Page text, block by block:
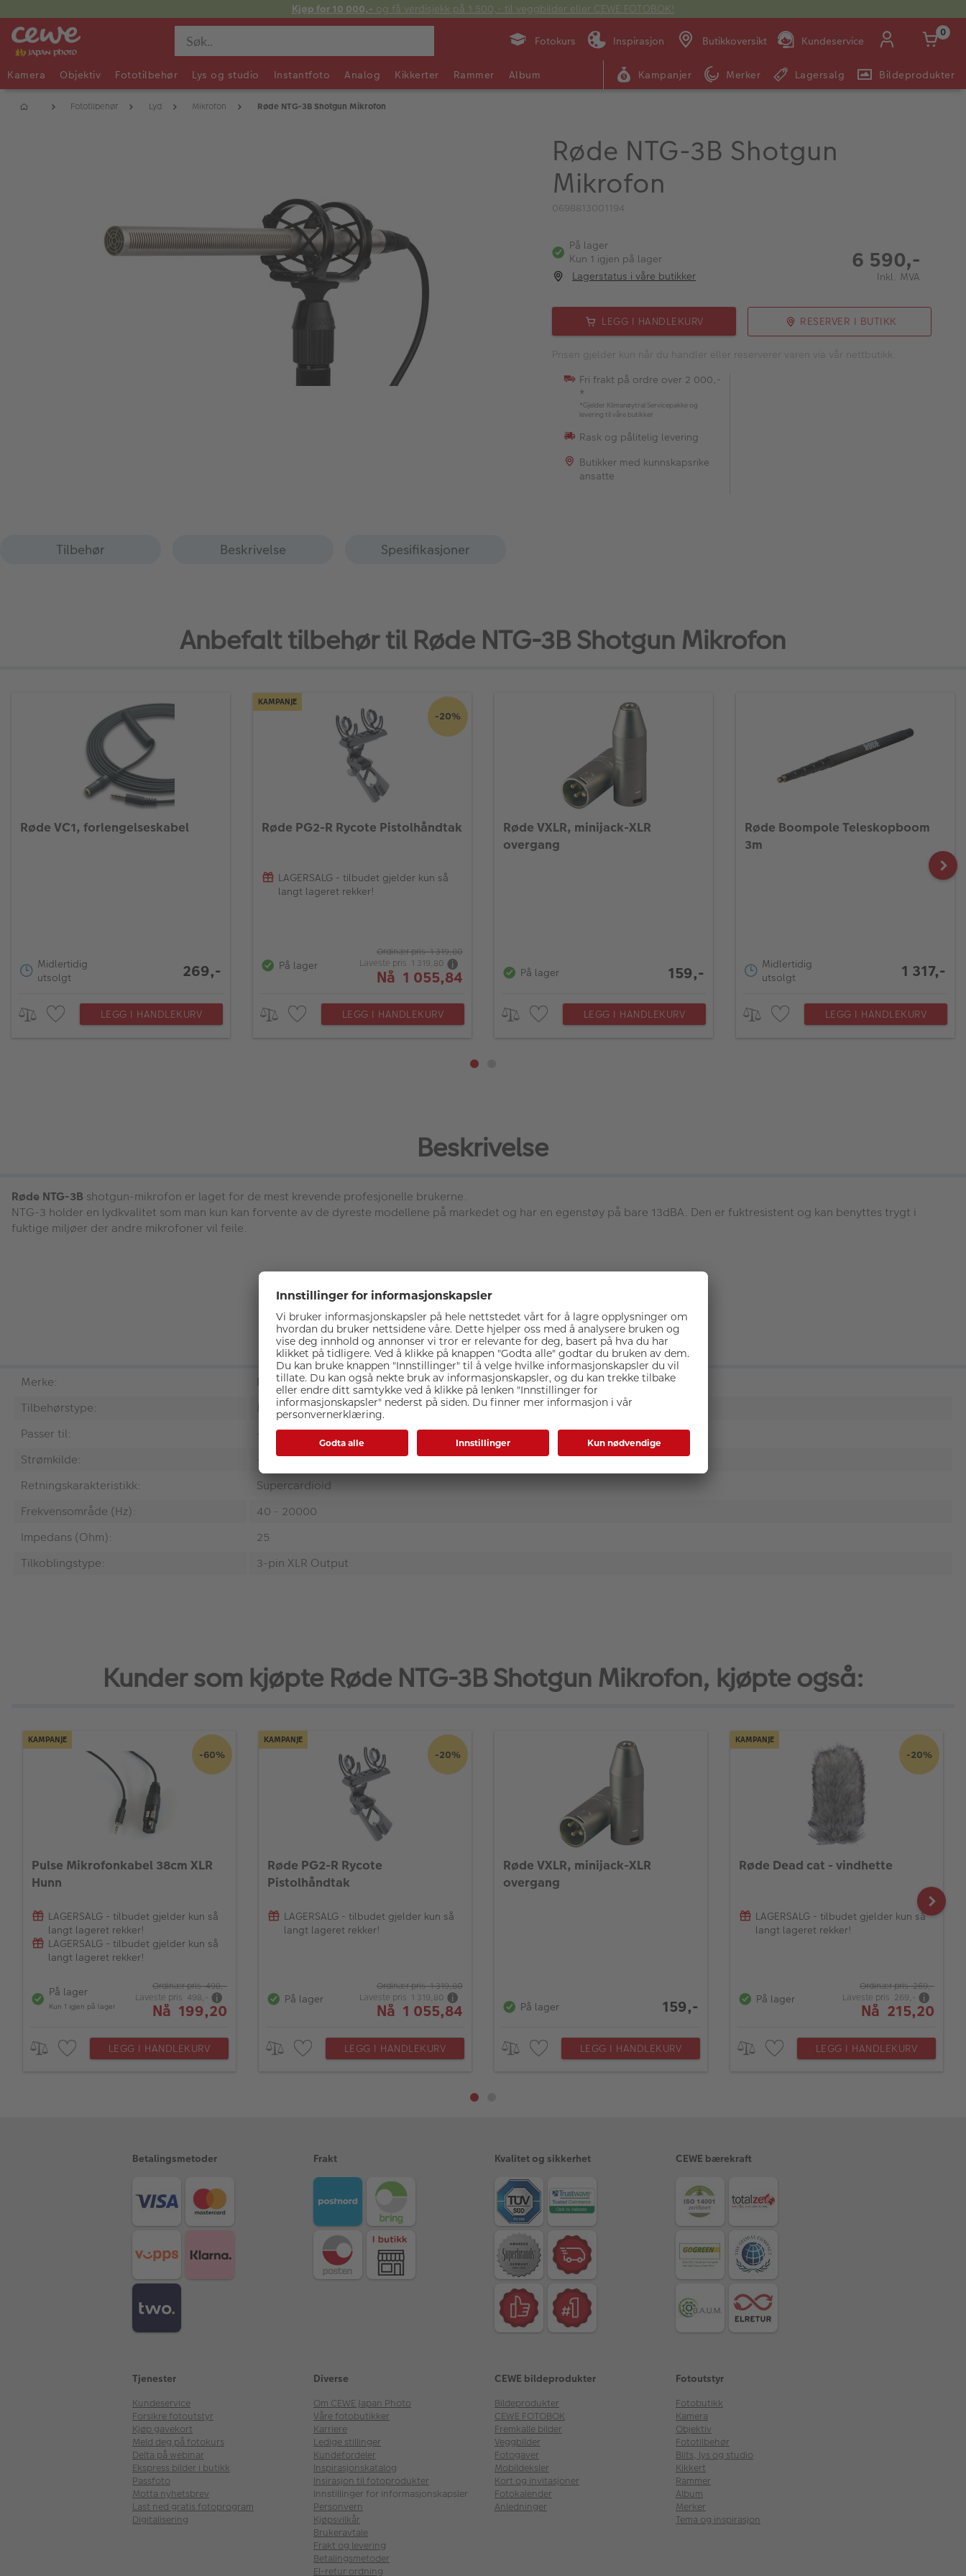
Kjøp for 10 000,- og få verdisjekk på 1 500,- til veggbilder eller CEWE FOTOBOK!
Fotokurs Inspirasjon Butikkoversikt Kundeservice
Man -
09:00 -
14:00 -
0
Kamera Objektiv Fototilbehør Lys og studio Instantfoto Analog Kikkerter Rammer Album Kampanjer Merker Lagersalg Bildeprodukter
Fototilbehør Lyd Mikrofon Røde NTG-3B Shotgun Mikrofon
Røde NTG-3B Shotgun
Mikrofon
0698813001194
På lager
Kun 1 igjen på lager
Lagerstatus i våre butikker
6 590,-
Inkl. MVA
LEGG I HANDLEKURV RESERVER I BUTIKK
Prisen gjelder kun når du handler eller reserverer varen via vår nettbutikk.
Fri frakt på ordre over 2 000,-
*
*Gjelder Klimanøytral Servicepakke og
levering til våre butikker
Rask og pålitelig levering
Butikker med kunnskapsrike
ansatte
Tilbehør Beskrivelse Spesifikasjoner
Anbefalt tilbehør til Røde NTG-3B Shotgun Mikrofon
Røde VC1, forlengelseskabel
Midlertidig
utsolgt
269,-
LEGG I HANDLEKURV
KAMPANJE
-20%
Røde PG2-R Rycote Pistolhåndtak
LAGERSALG - tilbudet gjelder kun så
langt lageret rekker!
På lager
Ordinær pris 1 319,80
Laveste pris 1 319,80
Nå 1 055,84
LEGG I HANDLEKURV
Røde VXLR, minijack-XLR
overgang
På lager 159,-
LEGG I HANDLEKURV
Røde Boompole Teleskopboom
3m
Midlertidig
utsolgt
1 317,-
LEGG I HANDLEKURV
Beskrivelse
Røde NTG-3B shotgun-mikrofon er laget for de mest krevende profesjonelle brukerne.
NTG-3 holder en lydkvalitet som man kun kan forvente av de dyreste modellene på markedet og har en egenstøy på bare 13dBA. Den er fuktresistent og kan benyttes trygt i
fuktige miljøer der andre mikrofoner vil feile.
Spesifikasjoner
Merke:
RØDE
Tilbehørstype:
Mikrofon
Passer til:
-
Strømkilde:
-
Retningskarakteristikk:
Supercardioid
Frekvensområde (Hz):
40 - 20000
Impedans (Ohm):
25
Tilkoblingstype:
3-pin XLR Output
Kunder som kjøpte Røde NTG-3B Shotgun Mikrofon, kjøpte også:
KAMPANJE
-60%
Pulse Mikrofonkabel 38cm XLR
Hunn
LAGERSALG - tilbudet gjelder kun så
langt lageret rekker!
LAGERSALG - tilbudet gjelder kun så
langt lageret rekker!
På lager
Kun 1 igjen på lager
Ordinær pris 498,-
Laveste pris 498,-
Nå 199,20
LEGG I HANDLEKURV
KAMPANJE
-20%
Røde PG2-R Rycote
Pistolhåndtak
LAGERSALG - tilbudet gjelder kun så
langt lageret rekker!
På lager
Ordinær pris 1 319,80
Laveste pris 1 319,80
Nå 1 055,84
LEGG I HANDLEKURV
Røde VXLR, minijack-XLR
overgang
På lager 159,-
LEGG I HANDLEKURV
KAMPANJE
-20%
Røde Dead cat - vindhette
LAGERSALG - tilbudet gjelder kun så
langt lageret rekker!
På lager
Ordinær pris 269,-
Laveste pris 269,-
Nå 215,20
LEGG I HANDLEKURV
Betalingsmetoder Frakt Kvalitet og sikkerhet CEWE bærekraft
Tjenester
Kundeservice
Forsikre fotoutstyr
Kjøp gavekort
Meld deg på fotokurs
Delta på webinar
Ekspress bilder i butikk
Passfoto
Motta nyhetsbrev
Last ned gratis fotoprogram
Digitalisering
Diverse
Om CEWE Japan Photo
Våre fotobutikker
Karriere
Ledige stillinger
Kundefordeler
Inspirasjonskatalog
Insirasjon til fotoprodukter
Innstillinger for informasjonskapsler
Personvern
Kjøpsvilkår
Brukeravtale
Frakt og levering
Betalingsmetoder
El-retur ordning
CEWE bildeprodukter
Bildeprodukter
CEWE FOTOBOK
Fremkalle bilder
Veggbilder
Fotogaver
Mobildeksler
Kort og invitasjoner
Fotokalender
Anledninger
Fotoutstyr
Fotobutikk
Kamera
Objektiv
Fototilbehør
Blits, lys og studio
Kikkert
Rammer
Album
Merker
Tema og inspirasjon